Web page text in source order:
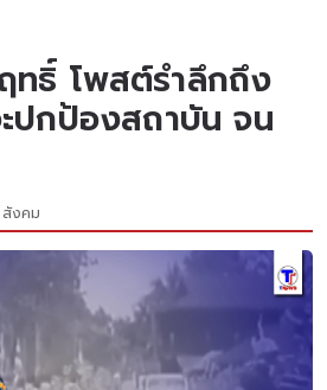
ธิ์ โพสต์รำลึกถึง
กป้องสถาบัน จน
สังคม